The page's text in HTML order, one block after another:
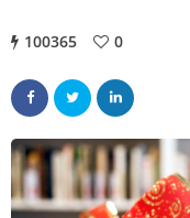
100365 0